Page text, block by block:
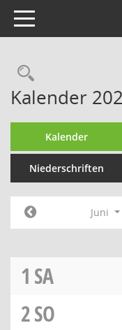
Toggle navigation
Kalender
Kalender
Niederschriften
Juni
1 SA
2SO